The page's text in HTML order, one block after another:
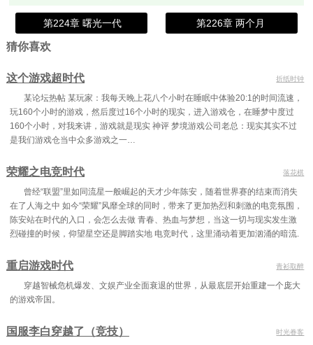
第224章 曙光一代 第226章 两个月
猜你喜欢
这个游戏超时代 折纸时钟
某论坛热帖 某玩家：我每天晚上花八个小时在睡眠中体验20:1的时间流速，
玩160个小时的游戏，然后度过16个小时的现实，进入游戏仓，在睡梦中度过
160个小时，对我来讲，游戏就是现实 神评 梦境游戏公司老总：现实其实不过
是我们游戏仓当中众多游戏之一…
荣耀之电竞时代 落花棋
曾经“联盟”里如同流星一般崛起的天才少年陈安，随着世界赛的结束而消失
在了人海之中 如今“荣耀”风靡全球的同时，带来了更加热烈和刺激的电竞氛围，
陈安站在时代的入口，会怎么去做 青春、热血与梦想，当这一切与现实发生激
烈碰撞的时候，仰望星空还是脚踏实地 电竞时代，这里涌动着更加汹涌的暗流.
重启游戏时代 青衫取醉
穿越智械危机爆发、文娱产业全面衰退的世界，从最底层开始重建一个庞大
的游戏帝国。
国服李白穿越了（竞技） 时光眷客